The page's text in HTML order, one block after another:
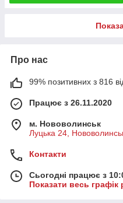
Про нас
99% позитивних з 816
Працює з 26.11.2020
м. Нововолинськ
Луцька 24,
Контакти
Сьогодні працює з
Показати весь графік